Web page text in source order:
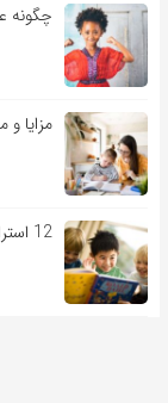
چگونه
مزایا
12 استراتژی برای ایجاد انگیزه در کودک برای یادگیری